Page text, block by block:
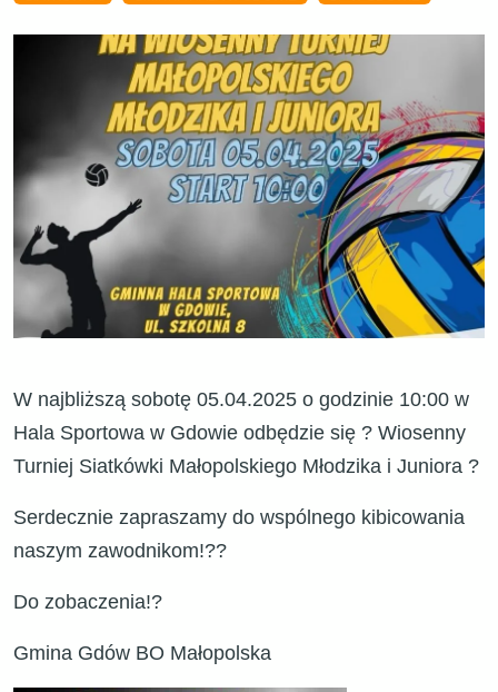
W najbliższą sobotę 05.04.2025 o godzinie 10:00 w
Hala Sportowa w Gdowie odbędzie się ? Wiosenny
Turniej Siatkówki Małopolskiego Młodzika i Juniora ?
Serdecznie zapraszamy do wspólnego kibicowania
naszym zawodnikom!??
Do zobaczenia!?
Gmina Gdów BO Małopolska